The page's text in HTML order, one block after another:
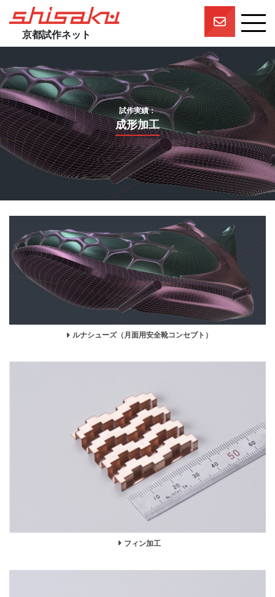
京都試作ネット
京都試作ネットの技術要素
試作実績
一押しスタッフ
プロジェクト
参画企業一覧
試作実績：
成形加工
ルナシューズ（月面用安全靴コンセプト）
フィン加工